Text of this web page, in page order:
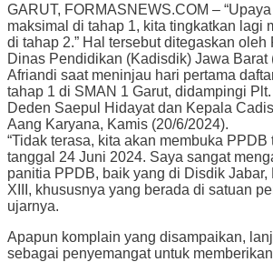
GARUT, FORMASNEWS.COM –
maksimal di tahap 1, kita tingkatkan lagi
di tahap 2.” Hal tersebut ditegaskan oleh
Dinas Pendidikan (Kadisdik) Jawa Barat
Afriandi saat meninjau hari pertama
tahap 1 di SMAN 1 Garut, didampingi
Deden Saepul Hidayat dan Kepala
Aang Karyana, Kamis (20/6/2024).
“Tidak terasa, kita akan membuka PPDB
tanggal 24 Juni 2024. Saya sangat
panitia PPDB, baik yang di Disdik Jabar,
XIII, khususnya yang berada di satuan
ujarnya.
Apapun komplain yang disampaikan,
sebagai penyemangat untuk